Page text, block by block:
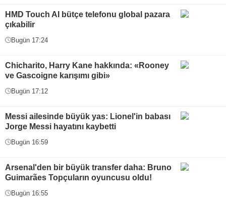
HMD Touch AI bütçe telefonu global pazara
çıkabilir
Bugün 17:24
Chicharito, Harry Kane hakkında: «Rooney
ve Gascoigne karışımı gibi»
Bugün 17:12
Messi ailesinde büyük yas: Lionel'in babası
Jorge Messi hayatını kaybetti
Bugün 16:59
Arsenal'den bir büyük transfer daha: Bruno
Guimarães Topçuların oyuncusu oldu!
Bugün 16:55